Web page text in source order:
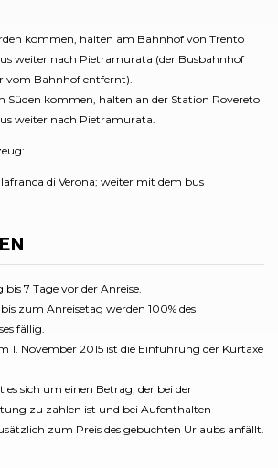
kommen, halten am Bahnhof von Trento
weiter nach Pietramurata (der Busbahnhof
vom Bahnhof entfernt).
Süden kommen, halten an der Station Rovereto
weiter nach Pietramurata.
di Verona; weiter mit dem bus
7 Tage vor der Anreise.
zum Anreisetag werden 100% des
fällig.
1. November 2015 ist die Einführung der Kurtaxe
es sich um einen Betrag, der bei der
zu zahlen ist und bei Aufenthalten
zum Preis des gebuchten Urlaubs anfällt.